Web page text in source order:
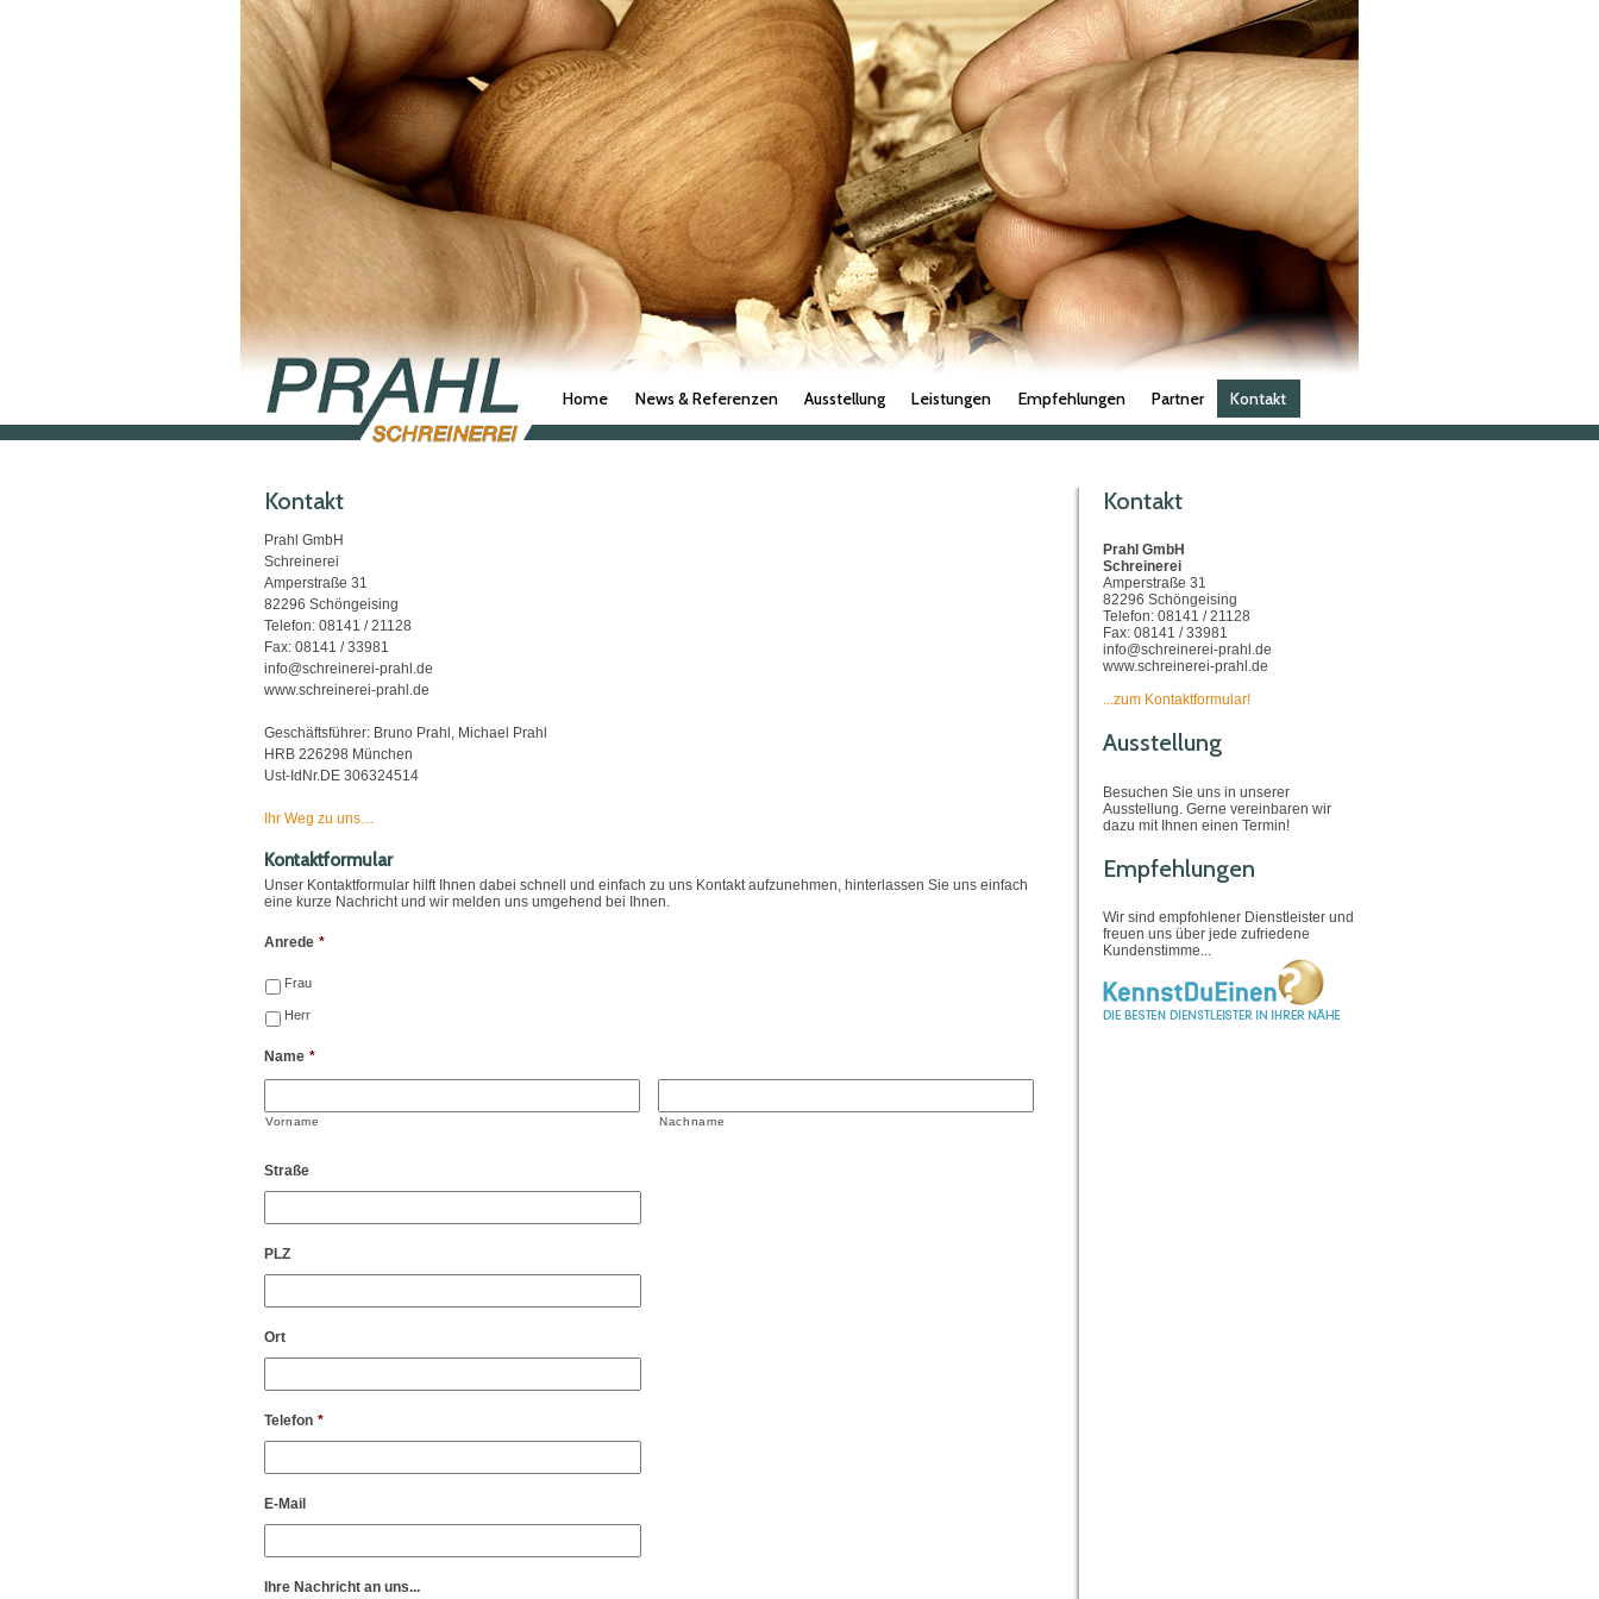
Home News & Referenzen Ausstellung Leistungen Empfehlungen Partner Kontakt
Kontakt
Prahl GmbH
Schreinerei
Amperstraße 31
82296 Schöngeising
Telefon: 08141 / 21128
Fax: 08141 / 33981
info@schreinerei-prahl.de
www.schreinerei-prahl.de
...zum Kontaktformular!
Ausstellung
Besuchen Sie uns in unserer
Ausstellung. Gerne vereinbaren wir
dazu mit Ihnen einen Termin!
Empfehlungen
Wir sind empfohlener Dienstleister und
freuen uns über jede zufriedene
Kundenstimme...
Kontakt
Prahl GmbH
Schreinerei
Amperstraße 31
82296 Schöngeising
Telefon: 08141 / 21128
Fax: 08141 / 33981
info@schreinerei-prahl.de
www.schreinerei-prahl.de
Geschäftsführer: Bruno Prahl, Michael Prahl
HRB 226298 München
Ust-IdNr.DE 306324514
Ihr Weg zu uns…
Kontaktformular
Unser Kontaktformular hilft Ihnen dabei schnell und einfach zu uns Kontakt aufzunehmen, hinterlassen Sie uns einfach
eine kurze Nachricht und wir melden uns umgehend bei Ihnen.
Anrede *
Frau
Herr
Name *
Vorname Nachname
Straße
PLZ
Ort
Telefon *
E-Mail
Ihre Nachricht an uns...